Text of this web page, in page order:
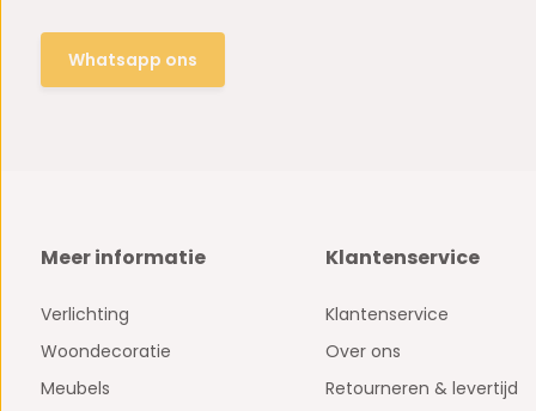
Whatsapp ons
Meer informatie
Verlichting
Woondecoratie
Meubels
Klantenservice
Klantenservice
Over ons
Retourneren & levertijd